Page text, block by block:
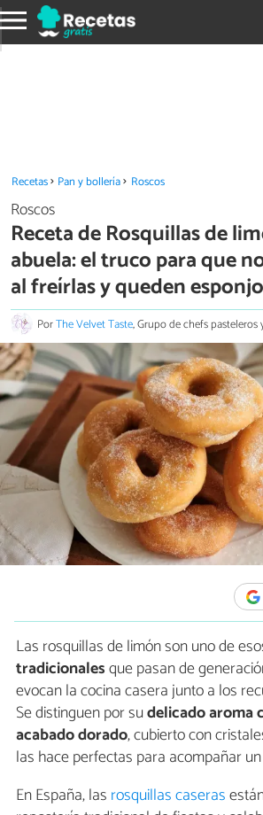
Recetas Pan y bollería Roscos
Roscos
Receta de Rosquillas de
abuela: el truco para que
al freírlas y queden
PorThe Velvet Taste, Grupo de chefs pasteleros
Las rosquillas de limón son uno de
tradicionalesque pasan de
evocan la cocina casera junto a los
Se distinguen por sudelicado aroma
acabado dorado, cubierto con
las hace perfectas para acompañar
En España, las rosquillas caseras